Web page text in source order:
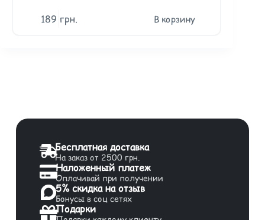
189 грн. В корзину
Бесплатная доставка
На заказ от 2500 грн.
Наложенный платеж
Оплачивай при получении
5% скидка на отзыв
Бонусы в соц сетях
Подарки